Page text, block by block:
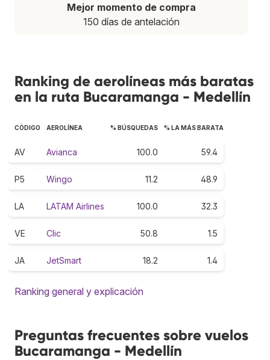
Mejor momento de compra
150 días de antelación
Ranking de aerolíneas más baratas
en la ruta Bucaramanga - Medellín
CÓDIGO AEROLÍNEA % BÚSQUEDAS % LA MÁS BARATA
AV Avianca 100.0 59.4
P5 Wingo 11.2 48.9
LA LATAM Airlines 100.0 32.3
VE Clic 50.8 1.5
JA JetSmart 18.2 1.4
Ranking general y explicación
Preguntas frecuentes sobre vuelos
Bucaramanga - Medellín